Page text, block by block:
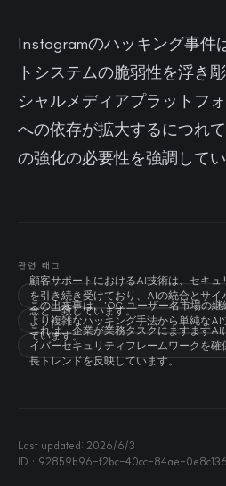
Instagramのハッキング事件
トシステムの脆弱性を浮き
シャルメディアプラットフ
への依存が拡大するにつれ
の強化の必要性を強調してい
관련 태그
顧客サポートにおけるAI技術は、セキ
を引き続き受けており、AIの統合とサ
念と一致しています。
この出来事は、'OG'ユーザー名市場の継
より複雑なハッキング手法から単純な
ています。
これは、企業が業務タスクにますます
イバーセキュリティフレームワークを
長トレンドを反映しています。
Last updated: 2026/6/3
ID · 92859b96-f2bc-40cc-84ae-